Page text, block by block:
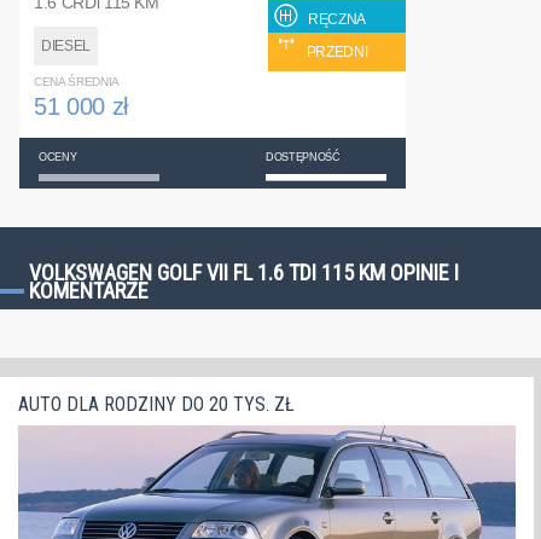
DIESEL
RĘCZNA
PRZEDNI
CENA ŚREDNIA
51 000 zł
OCENY DOSTĘPNOŚĆ
VOLKSWAGEN GOLF VII FL 1.6 TDI 115 KM OPINIE I
KOMENTARZE
AUTO DLA RODZINY DO 20 TYS. ZŁ